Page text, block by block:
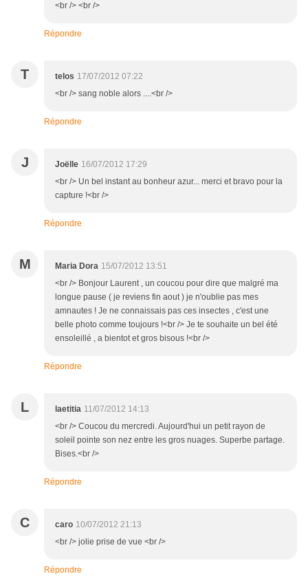
<br /> <br />
Répondre
T telos 17/07/2012 07:22
<br /> sang noble alors ....<br />
Répondre
J Joëlle 16/07/2012 17:29
<br /> Un bel instant au bonheur azur... merci et bravo pour la
capture !<br />
Répondre
M Maria Dora 15/07/2012 13:51
<br /> Bonjour Laurent , un coucou pour dire que malgré ma
longue pause ( je reviens fin aout ) je n'oublie pas mes
amnautes ! Je ne connaissais pas ces insectes , c'est une
belle photo comme toujours !<br /> Je te souhaite un bel été
ensoleillé , a bientot et gros bisous !<br />
Répondre
L laetitia 11/07/2012 14:13
<br /> Coucou du mercredi. Aujourd'hui un petit rayon de
soleil pointe son nez entre les gros nuages. Superbe partage.
Bises.<br />
Répondre
C caro 10/07/2012 21:13
<br /> jolie prise de vue <br />
Répondre